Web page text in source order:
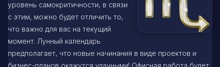
уровень самокритичности, в связи
с этим, можно будет отличить то,
что важно для вас на текущий
момент. Лунный календарь
предполагает, что новые начинания в виде проектов и